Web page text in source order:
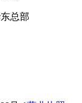
总部